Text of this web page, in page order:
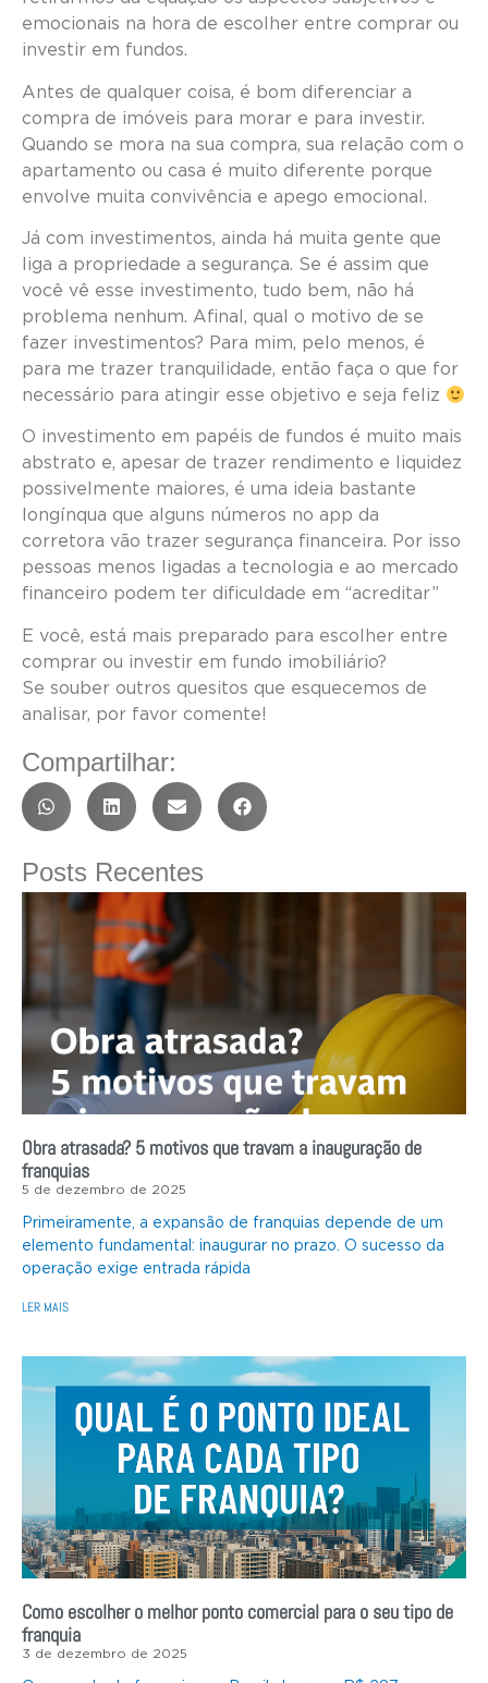
emocionais na hora de escolher entre comprar ou
investir em fundos.
Antes de qualquer coisa, é bom diferenciar a
compra de imóveis para morar e para investir.
Quando se mora na sua compra, sua relação com o
apartamento ou casa é muito diferente porque
envolve muita convivência e apego emocional.
Já com investimentos, ainda há muita gente que
liga a propriedade a segurança. Se é assim que
você vê esse investimento, tudo bem, não há
problema nenhum. Afinal, qual o motivo de se
fazer investimentos? Para mim, pelo menos, é
para me trazer tranquilidade, então faça o que for
necessário para atingir esse objetivo e seja feliz
O investimento em papéis de fundos é muito mais
abstrato e, apesar de trazer rendimento e liquidez
possivelmente maiores, é uma ideia bastante
longínqua que alguns números no app da
corretora vão trazer segurança financeira. Por isso
pessoas menos ligadas a tecnologia e ao mercado
financeiro podem ter dificuldade em “acreditar”
E você, está mais preparado para escolher entre
comprar ou investir em fundo imobiliário?
Se souber outros quesitos que esquecemos de
analisar, por favor comente!
Compartilhar:
Posts Recentes
Obra atrasada? 5 motivos que travam a inauguração de
franquias
5 de dezembro de 2025
Primeiramente, a expansão de franquias depende de um
elemento fundamental: inaugurar no prazo. O sucesso da
operação exige entrada rápida
LER MAIS
Como escolher o melhor ponto comercial para o seu tipo de
franquia
3 de dezembro de 2025